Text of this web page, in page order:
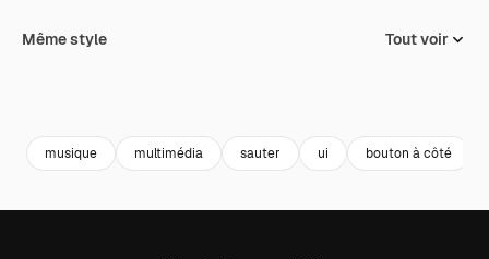
Même style Tout voir
musique multimédia sauter ui bouton à côté